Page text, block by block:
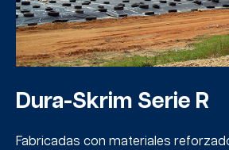
Dura-Skrim Serie R
Fabricadas con materiales